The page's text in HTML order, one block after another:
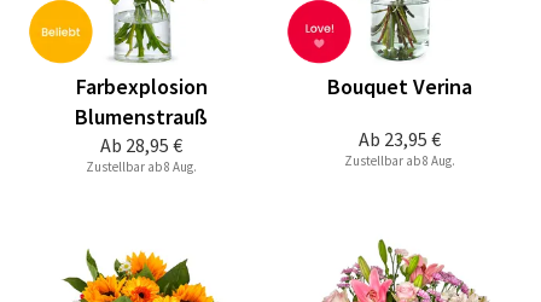
Ab 28,95 €
Farbexplosion
Blumenstrauß
Zustellbar ab 8 Aug.
Ab 23,95 €
Bouquet Verina
Zustellbar ab 8 Aug.